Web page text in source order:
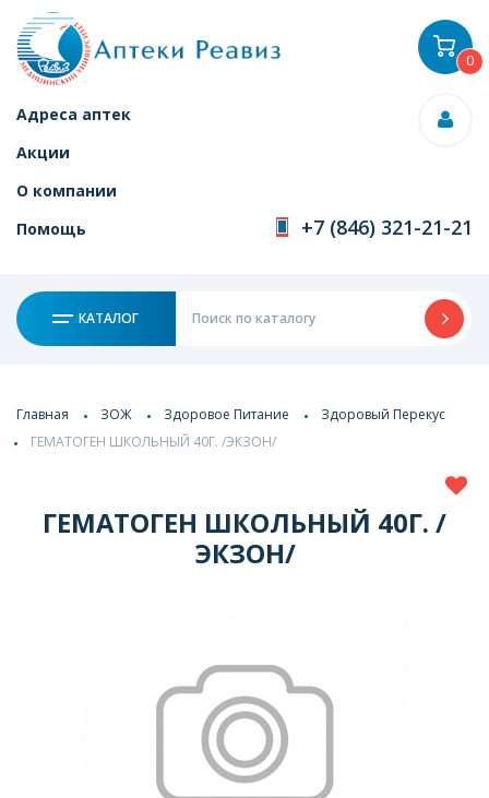
Адреса аптек
Акции
О компании
Помощь
+7 (846) 321-21-21
КАТАЛОГ
0
Главная ЗОЖ Здоровое Питание
Здоровый Перекус
ГЕМАТОГЕН ШКОЛЬНЫЙ 40Г. /ЭКЗОН/
ГЕМАТОГЕН ШКОЛЬНЫЙ 40Г. /
ЭКЗОН/